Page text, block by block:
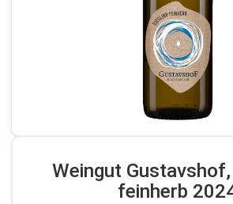
Weingut
feinherb